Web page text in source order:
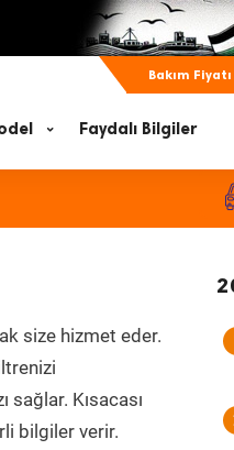
Bakım
Faydalı Bilgiler
size hizmet eder.
sağlar. Kısacası
bilgiler verir.